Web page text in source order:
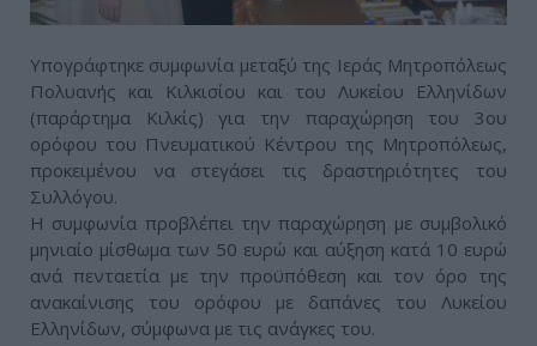
Υπογράφτηκε συμφωνία μεταξύ της Ιεράς Μητροπόλεως
Πολυανής και Κιλκισίου και του Λυκείου Ελληνίδων
(παράρτημα Κιλκίς) για την παραχώρηση του 3ου
ορόφου του Πνευματικού Κέντρου της Μητροπόλεως,
προκειμένου να στεγάσει τις δραστηριότητες του
Συλλόγου.
Η συμφωνία προβλέπει την παραχώρηση με συμβολικό
μηνιαίο μίσθωμα των 50 ευρώ και αύξηση κατά 10 ευρώ
ανά πενταετία με την προϋπόθεση και τον όρο της
ανακαίνισης του ορόφου με δαπάνες του Λυκείου
Ελληνίδων, σύμφωνα με τις ανάγκες του.